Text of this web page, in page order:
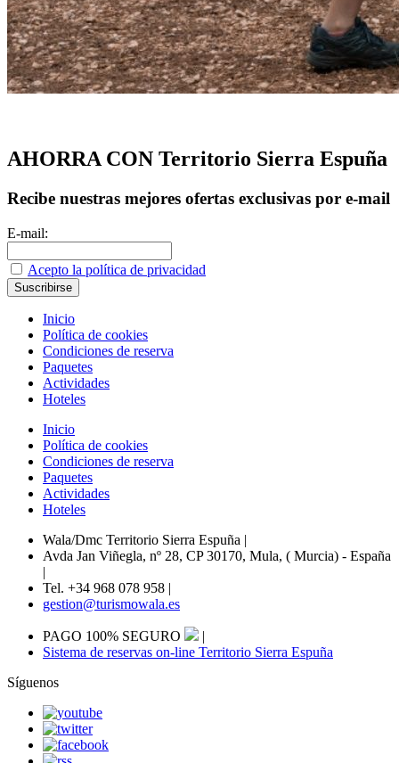
AHORRA CON Territorio Sierra Espuña
Recibe nuestras mejores ofertas exclusivas por e-mail
E-mail:
Acepto la política de privacidad
Inicio
Política de cookies
Condiciones de reserva
Paquetes
Actividades
Hoteles
Inicio
Política de cookies
Condiciones de reserva
Paquetes
Actividades
Hoteles
Wala/Dmc Territorio Sierra Espuña |
Avda Jan Viñegla, nº 28, CP 30170, Mula, ( Murcia) - España
|
Tel. +34 968 078 958 |
gestion@turismowala.es
PAGO 100% SEGURO
|
Sistema de reservas on-line Territorio Sierra Espuña
Síguenos